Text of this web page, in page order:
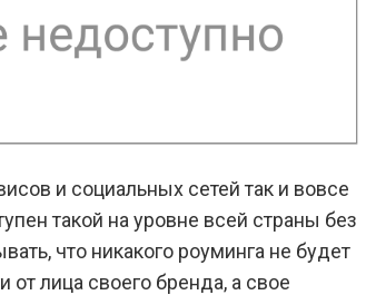
и социальных сетей так и вовсе
такой на уровне всей страны без
что никакого роуминга не будет
от лица своего бренда, а свое